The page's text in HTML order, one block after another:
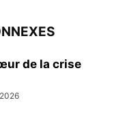
de la crise